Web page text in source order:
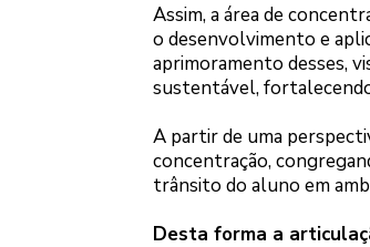
Assim, a área de
o desenvolvimento e
aprimoramento desses,
sustentável,
A partir de uma
concentração,
trânsito do aluno em
Desta forma a